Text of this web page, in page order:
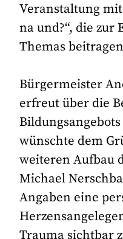
Veranstaltung
na und?“, die zur
Themas
Bürgermeister
erfreut über die
wünschte dem
weiteren Aufbau
Michael
Angaben eine
Trauma sichtbar